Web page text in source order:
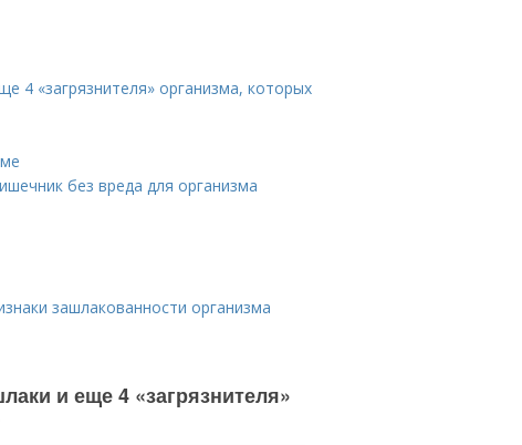
4 «загрязнителя» организма, которых
без вреда для организма
зашлакованности организма
и еще 4 «загрязнителя»